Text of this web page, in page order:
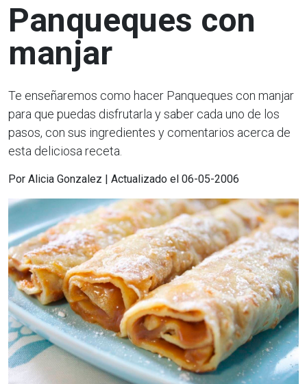
Panqueques con
manjar
Te enseñaremos como hacer Panqueques con manjar
para que puedas disfrutarla y saber cada uno de los
pasos, con sus ingredientes y comentarios acerca de
esta deliciosa receta.
Por Alicia Gonzalez | Actualizado el 06-05-2006